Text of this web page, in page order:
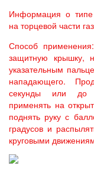
Информация о типе
на торцевой части
Способ
защитную крышку,
указательным
нападающего.
секунды или до
применять на
поднять руку с
градусов и
круговыми